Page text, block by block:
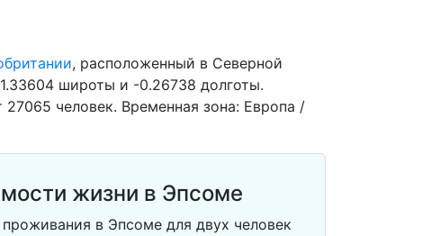
, расположенный в Северной
широты и -0.26738 долготы.
27065 человек. Временная зона: Европа /
жизни в Эпсоме
в Эпсоме для двух человек